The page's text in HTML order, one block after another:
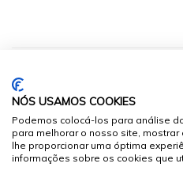
NÓS USAMOS COOKIES
Podemos colocá-los para análise
para melhorar o nosso site,
lhe proporcionar uma óptima
informações sobre os cookies que